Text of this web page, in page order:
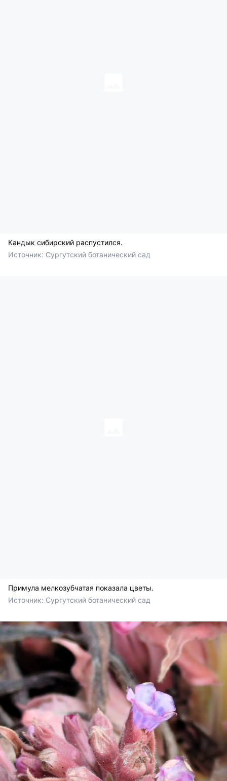
Кандык сибирский распустился.
Источник: Сургутский ботанический сад
Примула мелкозубчатая показала цветы.
Источник: Сургутский ботанический сад